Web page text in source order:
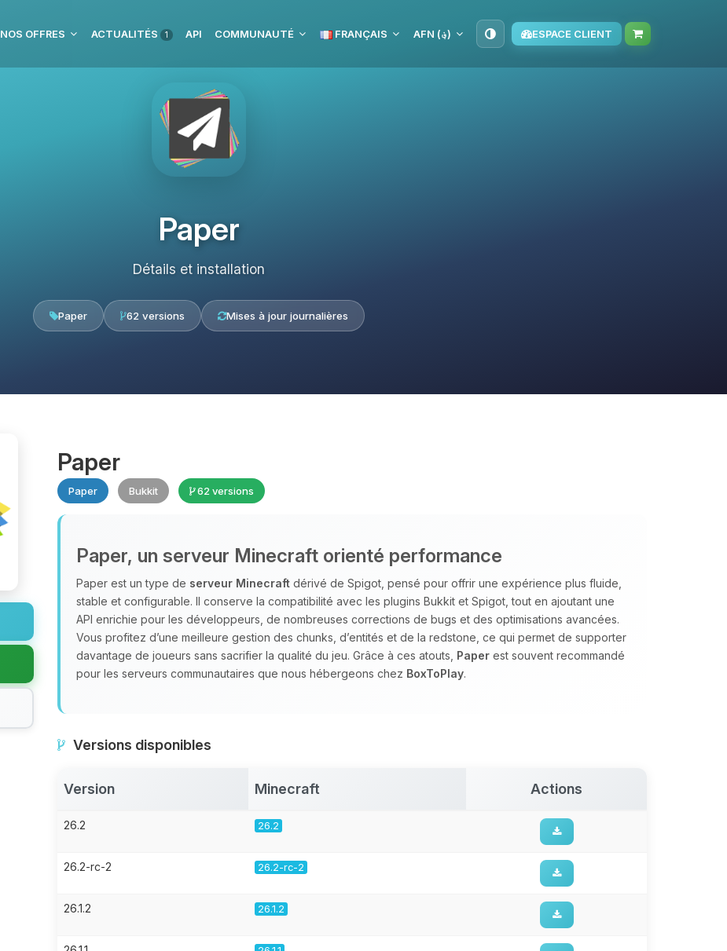
NOS OFFRES ACTUALITÉS 1 API COMMUNAUTÉ FRANÇAIS AFN (؋) ESPACE CLIENT
Paper
Détails et installation
Paper 62 versions Mises à jour journalières
Paper
Paper Bukkit 62 versions
Paper, un serveur Minecraft orienté performance
Paper est un type de serveur Minecraft dérivé de Spigot, pensé pour offrir une expérience plus fluide,
stable et configurable. Il conserve la compatibilité avec les plugins Bukkit et Spigot, tout en ajoutant une
API enrichie pour les développeurs, de nombreuses corrections de bugs et des optimisations avancées.
Vous profitez d’une meilleure gestion des chunks, d’entités et de la redstone, ce qui permet de supporter
davantage de joueurs sans sacrifier la qualité du jeu. Grâce à ces atouts, Paper est souvent recommandé
pour les serveurs communautaires que nous hébergeons chez BoxToPlay.
Versions disponibles
Version Minecraft Actions
26.2 26.2
26.2-rc-2 26.2-rc-2
26.1.2 26.1.2